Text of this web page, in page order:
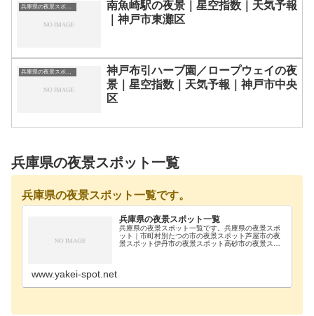
兵庫県の夜景スポット一覧
南魚崎駅の夜景｜星空指数｜天気予報
｜神戸市東灘区
兵庫県の夜景スポット一覧
神戸布引ハーブ園／ロープウェイの夜
景｜星空指数｜天気予報｜神戸市中央
区
兵庫県の夜景スポット一覧
兵庫県の夜景スポット一覧です。
兵庫県の夜景スポット一覧
兵庫県の夜景スポット一覧です。兵庫県の夜景スポ
ット｜市町村別たつの市の夜景スポット芦屋市の夜
景スポット伊丹市の夜景スポット高砂市の夜景スポ
www.yakei-spot.net